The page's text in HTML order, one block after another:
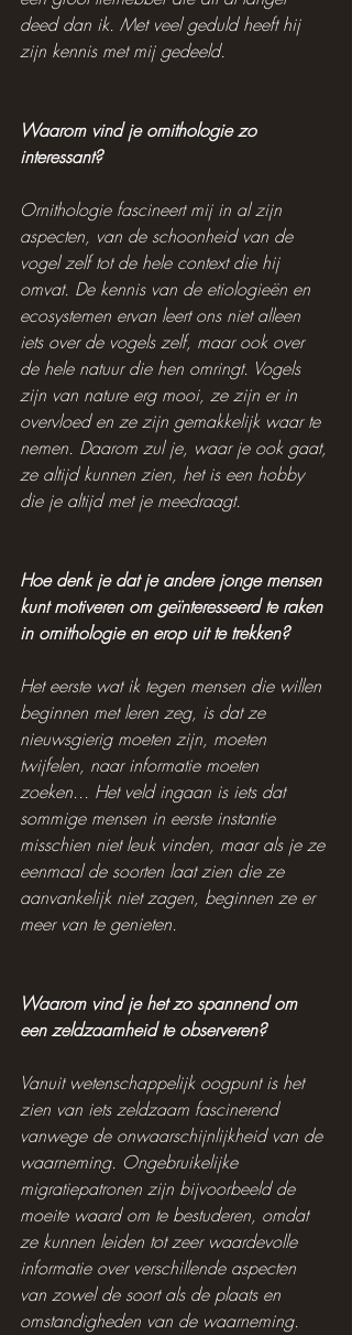
deed dan ik. Met veel geduld heeft hij
zijn kennis met mij gedeeld.
Waarom vind je ornithologie zo
interessant?
Ornithologie fascineert mij in al zijn
aspecten, van de schoonheid van de
vogel zelf tot de hele context die hij
omvat. De kennis van de etiologieën en
ecosystemen ervan leert ons niet alleen
iets over de vogels zelf, maar ook over
de hele natuur die hen omringt. Vogels
zijn van nature erg mooi, ze zijn er in
overvloed en ze zijn gemakkelijk waar te
nemen. Daarom zul je, waar je ook gaat,
ze altijd kunnen zien, het is een hobby
die je altijd met je meedraagt.
Hoe denk je dat je andere jonge mensen
kunt motiveren om geïnteresseerd te raken
in ornithologie en erop uit te trekken?
Het eerste wat ik tegen mensen die willen
beginnen met leren zeg, is dat ze
nieuwsgierig moeten zijn, moeten
twijfelen, naar informatie moeten
zoeken... Het veld ingaan is iets dat
sommige mensen in eerste instantie
misschien niet leuk vinden, maar als je ze
eenmaal de soorten laat zien die ze
aanvankelijk niet zagen, beginnen ze er
meer van te genieten.
Waarom vind je het zo spannend om
een zeldzaamheid te observeren?
Vanuit wetenschappelijk oogpunt is het
zien van iets zeldzaam fascinerend
vanwege de onwaarschijnlijkheid van de
waarneming. Ongebruikelijke
migratiepatronen zijn bijvoorbeeld de
moeite waard om te bestuderen, omdat
ze kunnen leiden tot zeer waardevolle
informatie over verschillende aspecten
van zowel de soort als de plaats en
omstandigheden van de waarneming.